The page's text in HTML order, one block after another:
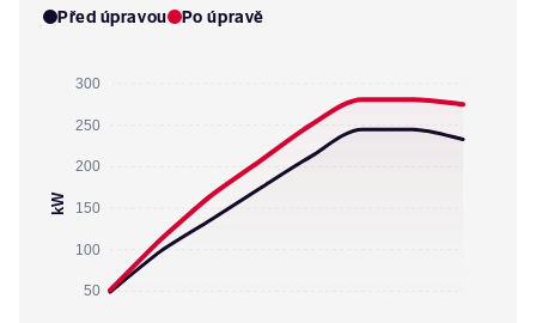
Před úpravou Po úpravě
300
250
200
150
100
50
kW